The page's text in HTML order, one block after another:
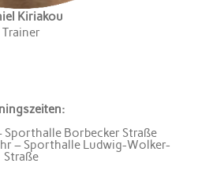
Kiriakou
Trainer
Borbecker Straße
– Sporthalle Ludwig-Wolker-
Straße